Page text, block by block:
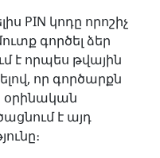
PIN կոդը որոշիչ
գործել ձեր
է որպես թվային
որ գործարքն
օրինական
է այդ